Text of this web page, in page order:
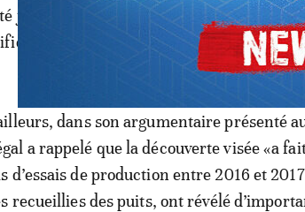
jusqu’à la profondeur qui sera définie
dans les décrets portant autorisation
dans son argumentaire présenté
a rappelé que la découverte visée «a
d’essais de production entre 2016 et
recueillies des puits, ont révélé